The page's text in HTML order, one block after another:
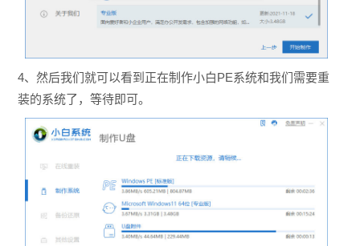
4、然后我们就可以看到正在制作小白PE系统和我们需要重
装的系统了，等待即可。